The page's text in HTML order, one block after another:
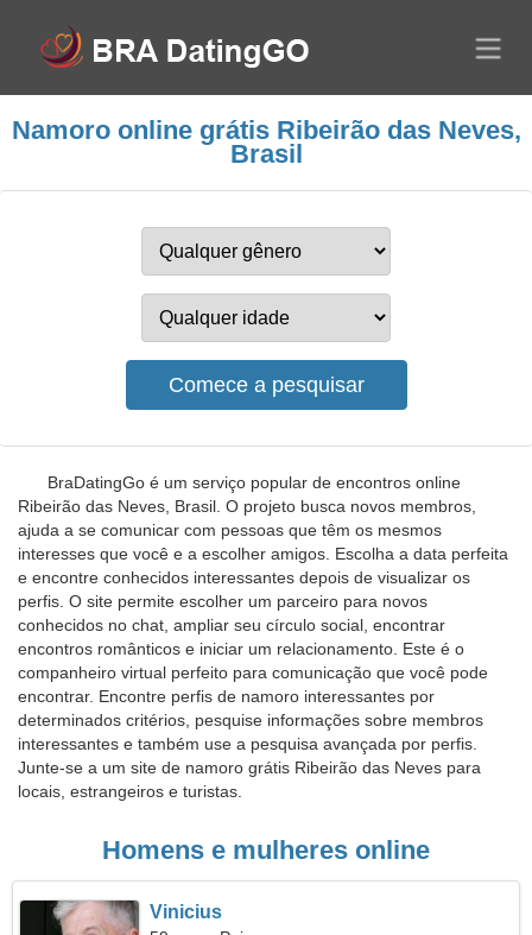
Namoro online grátis Ribeirão das Neves,
Brasil
BraDatingGo é um serviço popular de encontros online
Ribeirão das Neves, Brasil. O projeto busca novos membros,
ajuda a se comunicar com pessoas que têm os mesmos
interesses que você e a escolher amigos. Escolha a data perfeita
e encontre conhecidos interessantes depois de visualizar os
perfis. O site permite escolher um parceiro para novos
conhecidos no chat, ampliar seu círculo social, encontrar
encontros românticos e iniciar um relacionamento. Este é o
companheiro virtual perfeito para comunicação que você pode
encontrar. Encontre perfis de namoro interessantes por
determinados critérios, pesquise informações sobre membros
interessantes e também use a pesquisa avançada por perfis.
Junte-se a um site de namoro grátis Ribeirão das Neves para
locais, estrangeiros e turistas.
Homens e mulheres online
Vinicius